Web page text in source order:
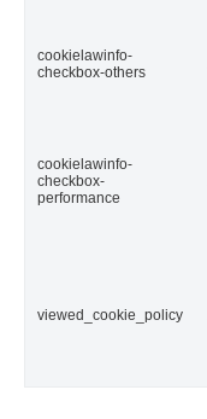
cookielawinfo-
checkbox-others
cookielawinfo-
checkbox-
performance
viewed_cookie_policy